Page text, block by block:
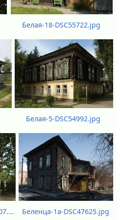
Белая-18-DSC55722.jpg
Белая-5-DSC54992.jpg
Белая-9-DSC55004-DSC55007.jpg Беленца-1а-DSC47625.jpg